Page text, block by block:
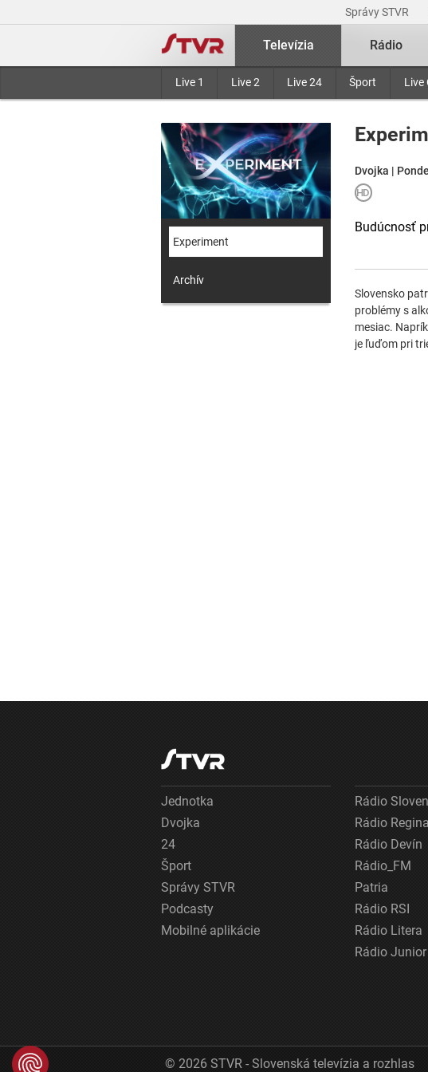
Správy STVR
Televízia
Live 1 Live 2 Live 24 Šport Live
Rádio
Experiment
Archív
Dvojka |
Budúcnosť
Slovensko
problémy s
mesiac.
je ľuďom pri
Jednotka
Dvojka
24
Šport
Správy STVR
Podcasty
Mobilné aplikácie
Rádio
Rádio Regina
Rádio Devín
Rádio_FM
Patria
Rádio RSI
Rádio Litera
Rádio Junior
© 2026 STVR - Slovenská televízia a rozhlas